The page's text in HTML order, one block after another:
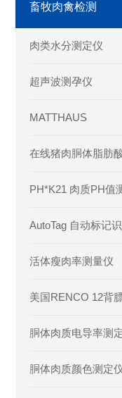
畜牧肉禽检测
肉类水分测定仪
超声波测孕仪
MATTHAUS
在线猪肉胴体脂肪
PH*K21 肉质PH值
AutoTag 自动标记
活体瘦肉率测量仪
美国RENCO 12背
胴体肉质电导率测
胴体肉质颜色测定